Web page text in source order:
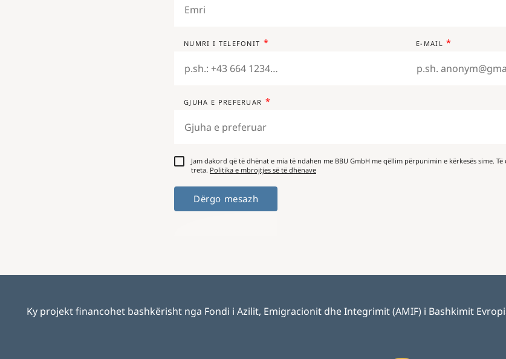
NUMRI I TELEFONIT E-MAIL
GJUHA E PREFERUAR
Jam dakord që të dhënat e mia të ndahen me BBU GmbH me qëllim përpunimin e kërkesës sime.
treta. Politika e mbrojtjes së të dhënave
Ky projekt financohet bashkërisht nga Fondi i Azilit, Emigracionit dhe Integrimit (AMIF) i Bashkimit